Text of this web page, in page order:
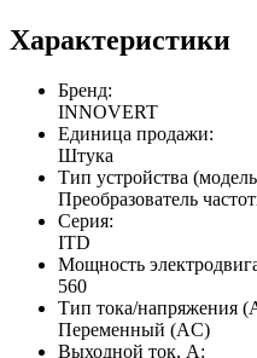
Характеристики
Бренд:
INNOVERT
Единица продажи:
Штука
Тип устройства
Преобразователь
Серия:
ITD
Мощность
560
Тип тока/напряжения
Переменный (AC)
Выходной ток, А: